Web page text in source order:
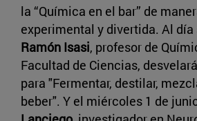
la “Química en el bar” de
experimental y divertida. Al día
Ramón Isasi, profesor de
Facultad de Ciencias,
para "Fermentar, destilar,
beber". Y el miércoles 1 de